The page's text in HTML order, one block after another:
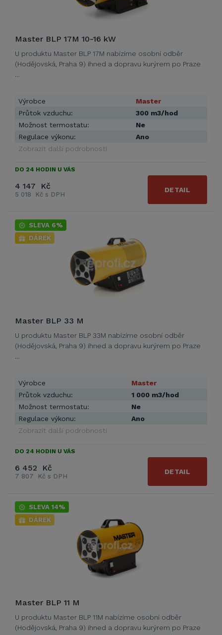
Master BLP 17M 10-16 kW
U produktu Master BLP 17M nabízíme osobní odběr
(Hodějovská, Praha 9) ihned a dopravu kurýrem po Praze
Výrobce
Master
Průtok vzduchu:
300 m3/hod
Možnost termostatu:
Ne
Regulace výkonu:
Ano
Zobrazit další podrobnosti
DO 24 HODIN U VÁS
4 147 Kč
5 018 Kč s DPH
DETAIL
SLEVA 6%
DÁREK
Master BLP 33 M
U produktu Master BLP 33M nabízíme osobní odběr
(Hodějovská, Praha 9) ihned a dopravu kurýrem po Praze
Výrobce
Master
Průtok vzduchu:
1 000 m3/hod
Možnost termostatu:
Ne
Regulace výkonu:
Ano
Zobrazit další podrobnosti
DO 24 HODIN U VÁS
6 452 Kč
7 807 Kč s DPH
DETAIL
SLEVA 14%
DÁREK
Master BLP 11 M
U produktu Master BLP 11M nabízíme osobní odběr
(Hodějovská, Praha 9) ihned a dopravu kurýrem po Praze